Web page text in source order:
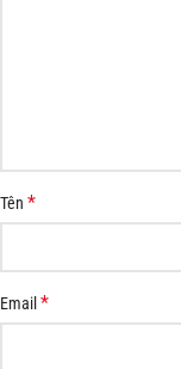
Tên *
Email *